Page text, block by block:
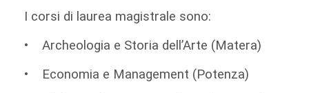
I corsi di laurea magistrale sono:
• Archeologia e Storia dell’Arte (Matera)
• Economia e Management (Potenza)